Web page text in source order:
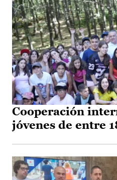
Cooperación
jóvenes de entre